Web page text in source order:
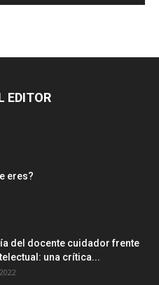
EDITOR
eres?
del docente cuidador frente
una crítica...